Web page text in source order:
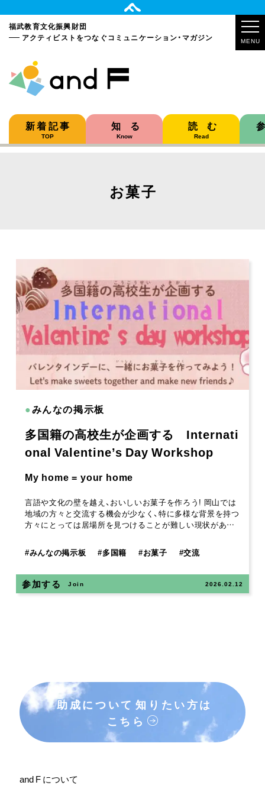
福武教育文化振興財団
アクティビストをつなぐコミュニケーション・マガジン MENU
新着記事
TOP
知る
Know
読む
Read
お菓子
●みんなの掲示板
多国籍の高校生が企画する Internati
onal Valentine’s Day Workshop
My home = your home
言語や文化の壁を越え、おいしいお菓子を作ろう! 岡山では
地域の方々と交流する機会が少なく、特に多様な背景を持つ
方々にとっては居場所を見つけることが難しい現状があ…
#みんなの掲示板 #多国籍 #お菓子 #交流
参加する Join 2026.02.12
助成について 知りたい方は
こちら
and F について